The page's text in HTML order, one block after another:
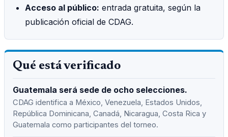
Acceso al público: entrada gratuita, según la
publicación oficial de CDAG.
Qué está verificado
Guatemala será sede de ocho selecciones.
CDAG identifica a México, Venezuela, Estados Unidos,
República Dominicana, Canadá, Nicaragua, Costa Rica y
Guatemala como participantes del torneo.